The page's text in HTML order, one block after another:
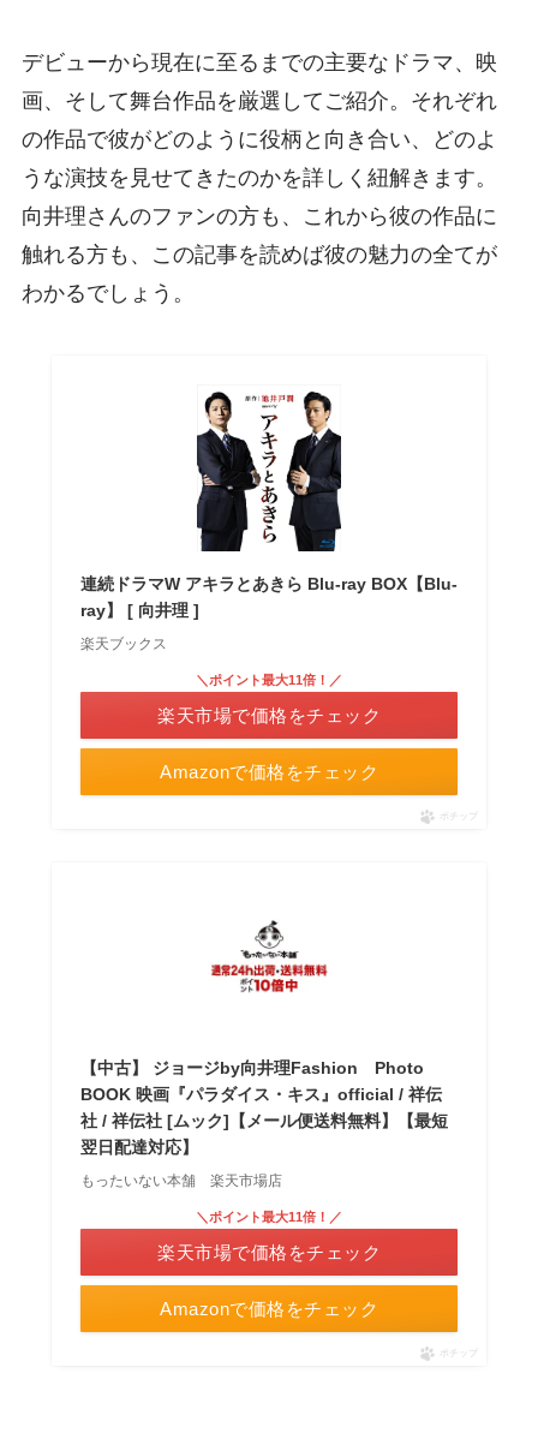
デビューから現在に至るまでの主要なドラマ、映
画、そして舞台作品を厳選してご紹介。それぞれ
の作品で彼がどのように役柄と向き合い、どのよ
うな演技を見せてきたのかを詳しく紐解きます。
向井理さんのファンの方も、これから彼の作品に
触れる方も、この記事を読めば彼の魅力の全てが
わかるでしょう。
連続ドラマW アキラとあきら Blu-ray BOX【Blu-
ray】 [ 向井理 ]
楽天ブックス
Amazonで価格をチェック
＼ポイント最大11倍！／
楽天市場で価格をチェック
ポチップ
【中古】 ジョージby向井理Fashion Photo
BOOK 映画『パラダイス・キス』official / 祥伝
社 / 祥伝社 [ムック]【メール便送料無料】【最短
翌日配達対応】
もったいない本舗 楽天市場店
Amazonで価格をチェック
＼ポイント最大11倍！／
楽天市場で価格をチェック
ポチップ